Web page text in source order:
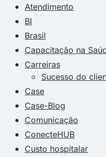
Atendimento
BI
Brasil
Capacitação na
Carreiras
Sucesso do
Case
Case-Blog
Comunicação
ConecteHUB
Custo hospitalar